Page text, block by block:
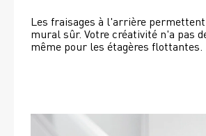
Les fraisages à l'arrière
mural sûr. Votre créativité n'a pas
même pour les étagères flottantes.